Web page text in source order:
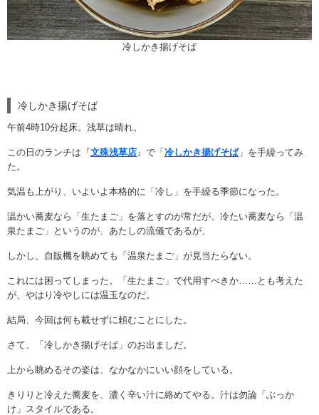
冷しかき揚げそば
冷しかき揚げそば
午前4時10分起床。浅草は晴れ。
この日のランチは『文殊浅草店 』で「冷しかき揚げそば」を手繰ってみ
た。
気温も上がり、いよいよ本格的に「冷し」を手繰る季節になった。
温かい蕎麦なら「生たまご」を落とすのが常だが、冷たい蕎麦なら「温
泉たまご」というのが、あたしの流儀であるが、
しかし、自販機を眺めても「温泉たまご」が見当たらない。
これには困ってしまった。「生たまご」で代用すべきか……とも考えた
が、やはり冷やしには温玉なのだ。
結局、今回は何も載せずに頼むことにした。
さて、「冷しかき揚げそば」のお出ましだ。
上から眺めるその姿は、なかなかにいい顔をしている。
きりりと冷えた蕎麦を、濃く辛い汁に絡めてやる。汁は勿論「ぶっか
け」スタイルである。